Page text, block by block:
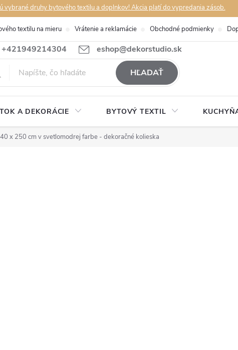
vybrané druhy bytového textilu a doplnkov! Akcia platí do vypredania zásob.
+421949214304 eshop@dekorstudio.sk
textilu na mieru Vrátenie a reklamácie Obchodné podmienky
HĽADAŤ
A DEKORÁCIE BYTOVÝ TEXTIL
x 250 cm v svetlomodrej farbe - dekoračné kolieska